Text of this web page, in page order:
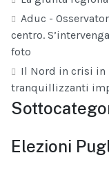
Aduc -
centro.
foto
Il Nord in crisi in
tranquillizzanti
Elezioni